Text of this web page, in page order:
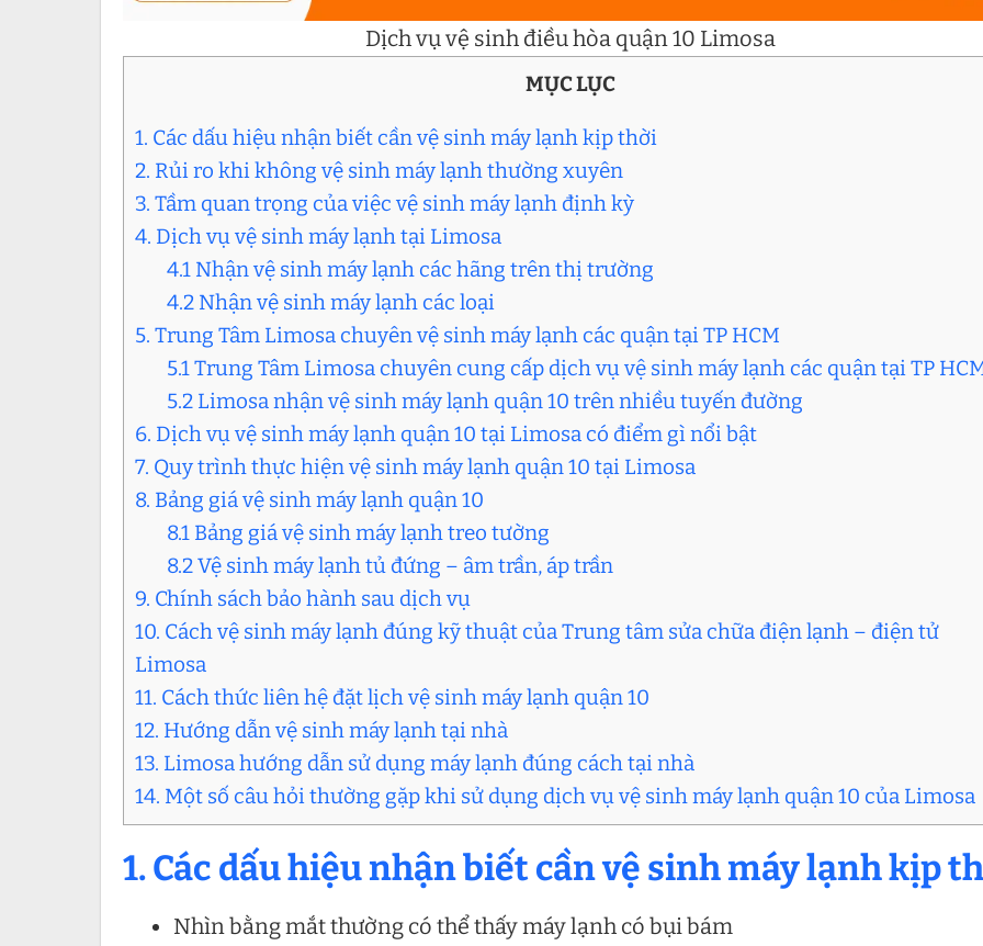
Dịch vụ vệ sinh điều hòa quận 10 Limosa
MỤC LỤC
1. Các dấu hiệu nhận biết cần vệ sinh máy lạnh kịp thời
2. Rủi ro khi không vệ sinh máy lạnh thường xuyên
3. Tầm quan trọng của việc vệ sinh máy lạnh định kỳ
4. Dịch vụ vệ sinh máy lạnh tại Limosa
4.1 Nhận vệ sinh máy lạnh các hãng trên thị trường
4.2 Nhận vệ sinh máy lạnh các loại
5. Trung Tâm Limosa chuyên vệ sinh máy lạnh các quận tại TP HCM
5.1 Trung Tâm Limosa chuyên cung cấp dịch vụ vệ sinh máy lạnh các quận tại TP
5.2 Limosa nhận vệ sinh máy lạnh quận 10 trên nhiều tuyến đường
6. Dịch vụ vệ sinh máy lạnh quận 10 tại Limosa có điểm gì nổi bật
7. Quy trình thực hiện vệ sinh máy lạnh quận 10 tại Limosa
8. Bảng giá vệ sinh máy lạnh quận 10
8.1 Bảng giá vệ sinh máy lạnh treo tường
8.2 Vệ sinh máy lạnh tủ đứng – âm trần, áp trần
9. Chính sách bảo hành sau dịch vụ
10. Cách vệ sinh máy lạnh đúng kỹ thuật của Trung tâm sửa chữa điện lạnh – điện tử
Limosa
11. Cách thức liên hệ đặt lịch vệ sinh máy lạnh quận 10
12. Hướng dẫn vệ sinh máy lạnh tại nhà
13. Limosa hướng dẫn sử dụng máy lạnh đúng cách tại nhà
14. Một số câu hỏi thường gặp khi sử dụng dịch vụ vệ sinh máy lạnh quận 10 của Limosa
1. Các dấu hiệu nhận biết cần vệ sinh máy lạnh kịp
Nhìn bằng mắt thường có thể thấy máy lạnh có bụi bám